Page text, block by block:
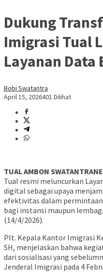
Dukung
Imigrasi Tual
Layanan Data
Bobi Swatantra
April 15, 2026401 Dilihat
TUAL AMBON
Tual resmi meluncurkan
digital sebagai upaya
efektivitas dalam
bagi instansi maupun
(14/4/2026).
Plt. Kepala Kantor Imigrasi
SH, menjelaskan bahwa
dari sosialisasi yang
Jenderal Imigrasi pada 4